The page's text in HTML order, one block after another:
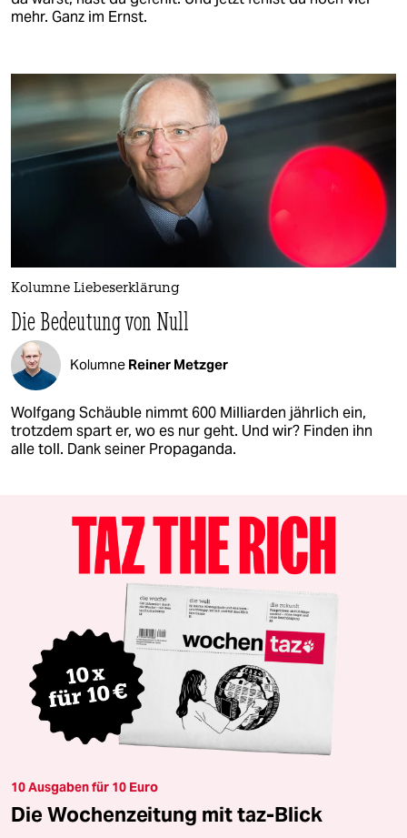
mehr. Ganz im Ernst.
Kolumne Liebeserklärung
Die Bedeutung von Null
Kolumne Reiner Metzger
Wolfgang Schäuble nimmt 600 Milliarden jährlich ein,
trotzdem spart er, wo es nur geht. Und wir? Finden ihn
alle toll. Dank seiner Propaganda.
10 Ausgaben für 10 Euro
Die Wochenzeitung mit taz-Blick